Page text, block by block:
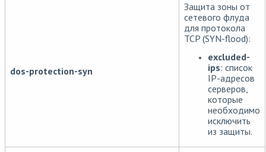
dos-protection-syn
Защита зоны от
сетевого флуда
для протокола
TCP (SYN-flood):
excluded-
ips: список
IP-адресов
серверов,
которые
необходимо
исключить
из защиты.